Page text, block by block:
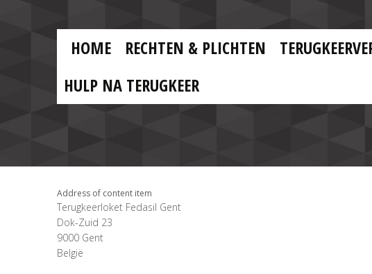
MAIN
MENU
NL
HOME RECHTEN & PLICHTEN
HULP NA TERUGKEER
Address of content item
Terugkeerloket Fedasil Gent
Dok-Zuid 23
9000 Gent
België